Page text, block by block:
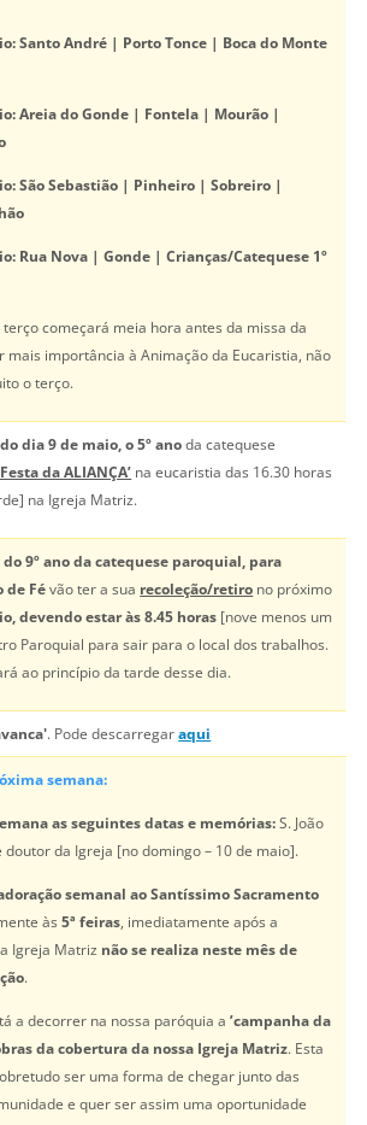
Santo André | Porto Tonce | Boca do Monte
Areia do Gonde | Fontela | Mourão |
São Sebastião | Pinheiro | Sobreiro |
Rua Nova | Gonde | Crianças/Catequese 1º
começará meia hora antes da missa da
mais importância à Animação da Eucaristia, não
o terço.
dia 9 de maio, o 5º anoda catequese
da ALIANÇA’ na eucaristia das 16.30 horas
na Igreja Matriz.
9º ano da catequese paroquial, para
de Févão ter a sua recoleção/retiro no próximo
devendo estar às 8.45 horas [nove menos um
Paroquial para sair para o local dos trabalhos.
ao princípio da tarde desse dia.
. Pode descarregaraqui
semana:
as seguintes datas e memórias:S. João
da Igreja [no domingo – 10 de maio].
semanal ao Santíssimo Sacramento
às5ª feiras, imediatamente após a
Igreja Matriz não se realiza neste mês de
.
a decorrer na nossa paróquia a’campanha da
da cobertura da nossa Igreja Matriz. Esta
ser uma forma de chegar junto das
e quer ser assim uma oportunidade